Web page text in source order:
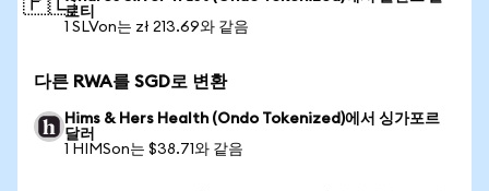
로티
1 SLVon는 zł 213.69와 같음
다른 RWA를 SGD로 변환
Hims & Hers Health (Ondo Tokenized)에서 싱가포르
달러
1 HIMSon는 $38.71와 같음